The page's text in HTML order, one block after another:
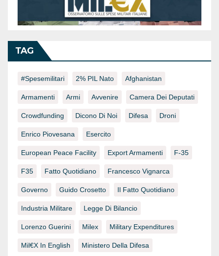
TAG
#spesemilitari 2% PIL Nato Afghanistan
Armamenti Armi Avvenire Camera Dei Deputati
Crowdfunding Dicono Di Noi Difesa Droni
Enrico Piovesana Esercito
European Peace Facility Export Armamenti F-35
F35 Fatto Quotidiano Francesco Vignarca
Governo Guido Crosetto Il Fatto Quotidiano
Industria Militare Legge Di Bilancio
Lorenzo Guerini Milex Military Expenditures
Mil€x In English Ministero Della Difesa